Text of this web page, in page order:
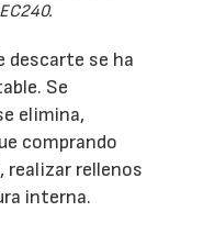
descarte se ha
Se
elimina,
comprando
realizar rellenos
interna.